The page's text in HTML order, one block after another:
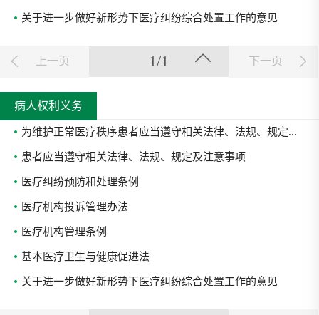
关于进一步做好新形势下医疗纠纷综合处置工作的意见
上一页 1/1 下一页
病人权利义务
为维护正常医疗秩序患者应当遵守相关法律、法规、规定...
患者应当遵守相关法律、法规、规定及注意事项
医疗纠纷预防和处理条例
医疗机构投诉管理办法
医疗机构管理条例
基本医疗卫生与健康促进法
关于进一步做好新形势下医疗纠纷综合处置工作的意见